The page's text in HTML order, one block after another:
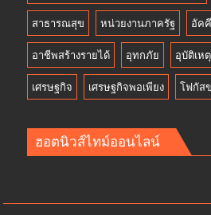
สาธารณสุข หน่วยงานภาครัฐ อัค
อาชีพสร้างรายได้ อุทกภัย อุบัติเหตุ
เศรษฐกิจ เศรษฐกิจพอเพียง โฟกัส
ฮอตนิวส์ไทม์ออนไลน์